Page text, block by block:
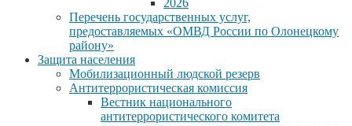
Перечень государственных услуг,
предоставляемых «ОМВД России по Олонецкому
району»
Защита населения
Мобилизационный людской резерв
Антитеррористическая комиссия
Вестник национального
антитеррористического комитета